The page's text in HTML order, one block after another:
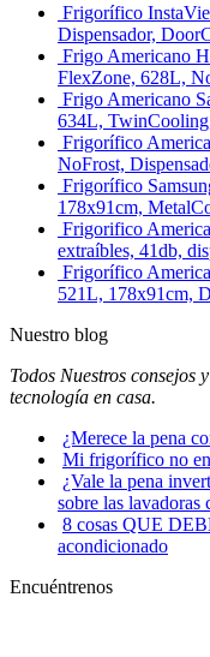
Frigorífico
Dispensador,
Frigo Americano
FlexZone, 628L,
Frigo Americano
634L,
Frigorífico
NoFrost,
Frigorífico
178x91cm,
Frigorifico
extraíbles, 41db,
Frigorífico
521L, 178x91cm,
Nuestro blog
Todos Nuestros consejos
tecnología en casa.
¿Merece la pena
Mi frigorífico no
¿Vale la pena
sobre las lavadoras
8 cosas QUE
acondicionado
Encuéntrenos